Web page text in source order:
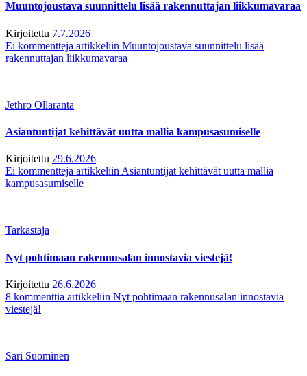
Muuntojoustava suunnittelu lisää rakennuttajan liikkumavaraa
Kirjoitettu 7.7.2026
Ei kommentteja artikkeliin Muuntojoustava suunnittelu lisää
rakennuttajan liikkumavaraa
Jethro Ollaranta
Asiantuntijat kehittävät uutta mallia kampusasumiselle
Kirjoitettu 29.6.2026
Ei kommentteja artikkeliin Asiantuntijat kehittävät uutta mallia
kampusasumiselle
Tarkastaja
Nyt pohtimaan rakennusalan innostavia viestejä!
Kirjoitettu 26.6.2026
8 kommenttia artikkeliin Nyt pohtimaan rakennusalan innostavia
viestejä!
Sari Suominen